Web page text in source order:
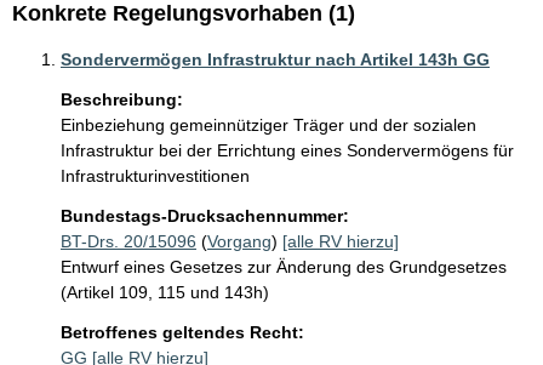
Konkrete Regelungsvorhaben (1)
Sondervermögen Infrastruktur nach Artikel 143h GG
Beschreibung:
Einbeziehung gemeinnütziger Träger und der sozialen
Infrastruktur bei der Errichtung eines Sondervermögens für
Infrastrukturinvestitionen
Bundestags-Drucksachennummer:
BT-Drs. 20/15096 (Vorgang) [alle RV hierzu]
Entwurf eines Gesetzes zur Änderung des Grundgesetzes
(Artikel 109, 115 und 143h)
Betroffenes geltendes Recht:
GG [alle RV hierzu]